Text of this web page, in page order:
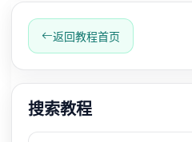
返回教程首页
搜索教程